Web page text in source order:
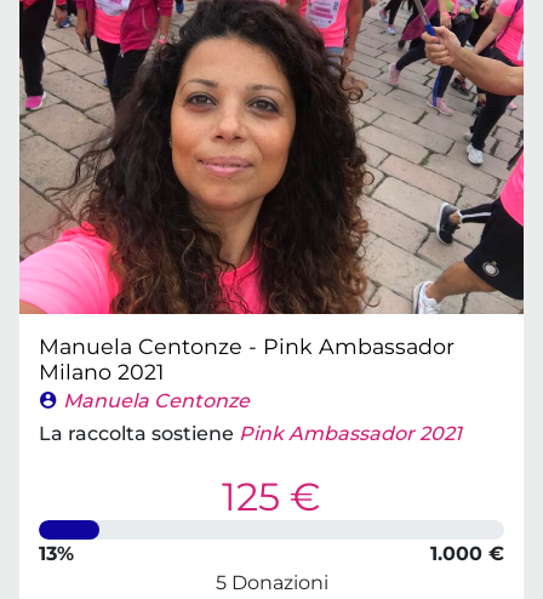
Manuela Centonze - Pink Ambassador
Milano 2021
Manuela Centonze
La raccolta sostiene Pink Ambassador 2021
125 €
13%
1.000 €
5 Donazioni